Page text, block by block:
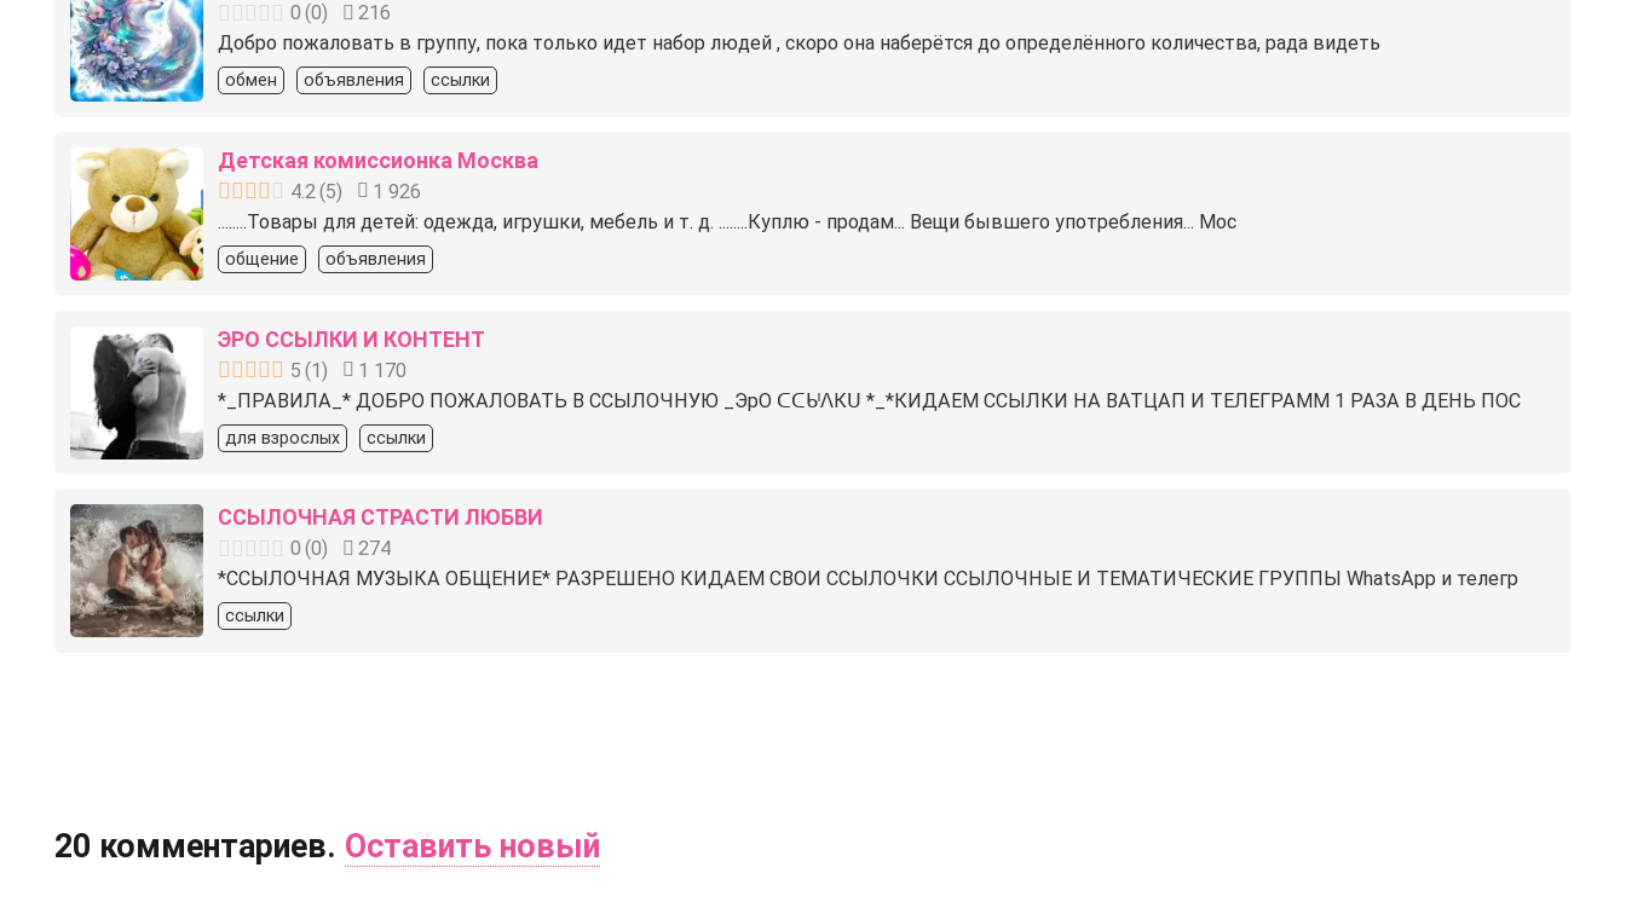
0 (0)
216
Добро пожаловать в группу, пока только идет набор людей , скоро она наберётся до определённого количества, рада видеть
обмен объявления ссылки
Детская комиссионка Москва
4.2 (5)
1 926
........Товары для детей: одежда, игрушки, мебель и т. д. ........Куплю - продам... Вещи бывшего употребления... Мос
общение объявления
ЭРО ССЫЛКИ И КОНТЕНТ
5 (1)
1 170
*_ПРАВИЛА_* ДОБРО ПОЖАЛОВАТЬ В ССЫЛОЧНУЮ _ЭрО ᑕᑕᒈᐱКᑌ *_*КИДАЕМ ССЫЛКИ НА ВАТЦАП И ТЕЛЕГРАММ 1 РАЗА В ДЕНЬ ПОС
для взрослых ссылки
ССЫЛОЧНАЯ СТРАСТИ ЛЮБВИ
0 (0)
274
*ССЫЛОЧНАЯ МУЗЫКА ОБЩЕНИЕ* РАЗРЕШЕНО КИДАЕМ СВОИ ССЫЛОЧКИ ССЫЛОЧНЫЕ И ТЕМАТИЧЕСКИЕ ГРУППЫ WhatsApp и телегр
ссылки
20 комментариев. Оставить новый